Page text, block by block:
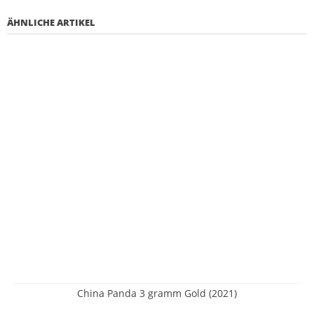
ÄHNLICHE ARTIKEL
China Panda 3 gramm Gold (2021)